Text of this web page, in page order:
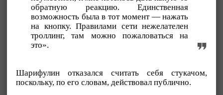
обратную реакцию. Единственная
возможность была в тот момент — нажать
на кнопку. Правилами сети нежелателен
троллинг, там можно пожаловаться на
это».
Шарифулин отказался считать себя стукачом,
поскольку, по его словам, действовал публично.